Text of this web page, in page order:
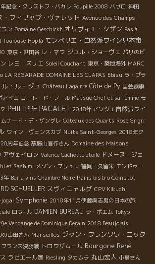
記念・クリストフ・パカレ Poupille 2008 パヴロ 神田
・フィリップ・ヴァレット Avenue des Champs-
ン Domaine Geschickt オリヴィエ・クザン Pas à
Toulouse Hop'là モンペリエ・自然派ワイン見本市
東京・世田谷 レ・マウ ジュル・ショーヴェ パリのビ
レミ・スリエ Soleil Couchant 東京・築地場外 MARC
LA REGARADE DOMAINE LES CLAPAS Ebisu ラ・プラ
ル・ルージュ Château Lagairre Côte de Py 国会議事
アイエ コート・ド・フール Matsuo Chef et sa femme モ
PHILIPPE PACALET 2018年アンジェ自然派ワイ
ナード・デ・ザングレ Coteaux des Quarts Rosé Grigri
ワイン・ヴェンスカブ Nuits Saint-Georges 2018年ク
周年記念 故勝山晋作さん Domaine des Maisons
アヴェイロン Valence Cachette etoilé ドメーヌ・ジェ
et Sashimi メゾン・ブリュレ 福岡・久留米 モンドゥー
年 Bar à vins Chambre Noire Paris bistro Coinstot
SCHUELLER スヴィニャルグ CPV Kikuchi
Symphonie 2018年11月伊藤與志男の日本の旅
ロワ−ル DAMIEN BUREAU ラ・ボエム Tokyo
Vendange de Dominique Derain 2018 Beaujolais
の山田さん Marseilles ジャン・フランソワ・ニック
フランス決勝戦 トロワザムール Bourgone René
ラピエール家 Riesling タカムラ 丸山宏人 小島さん